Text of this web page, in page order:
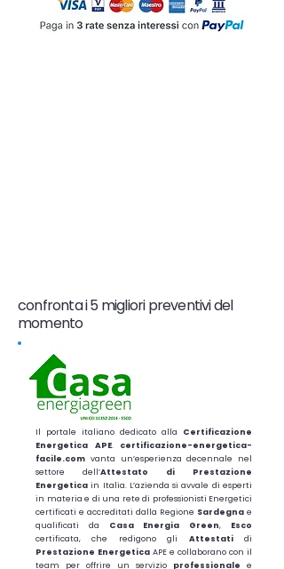
confronta i 5 migliori preventivi del
momento
Il portale italiano dedicato alla Certificazione
Energetica APE. certificazione-energetica-
facile.com vanta un’esperienza decennale nel
settore dell’Attestato di Prestazione
Energetica in Italia. L’azienda si avvale di esperti
in materia e di una rete di professionisti Energetici
certificati e accreditati dalla Regione Sardegna e
qualificati da
Casa Energia Green, Esco
certificata, che redigono gli Attestatidi
Prestazione Energetica APE e collaborano con il
team per offrire un servizio professionale e